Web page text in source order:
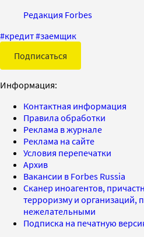
Редакция Forbes
#кредит#заемщик
Подписаться
Информация:
Контактная информация
Правила обработки
Реклама в журнале
Реклама на сайте
Условия перепечатки
Архив
Вакансии в Forbes Russia
Сканер иноагентов,
терроризму и организаций,
нежелательными
Подписка на печатную